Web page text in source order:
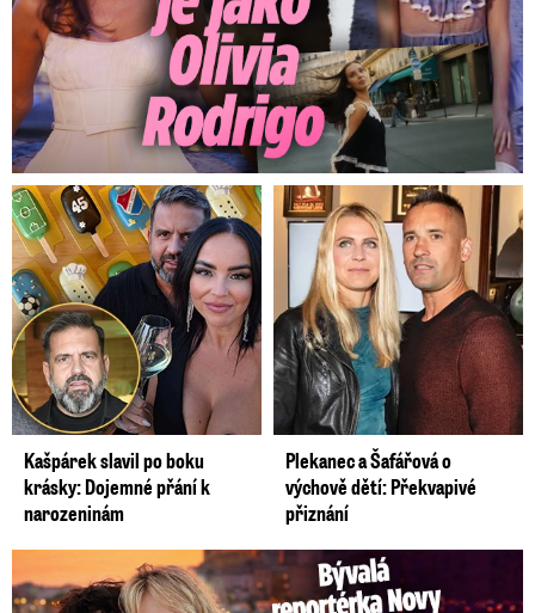
Kašpárek slavil po boku
krásky: Dojemné přání k
narozeninám
Plekanec a Šafářová o
výchově dětí: Překvapivé
přiznání
Bývalá reportérka Novy Maurerová: Neustálý boj o lásku s ...